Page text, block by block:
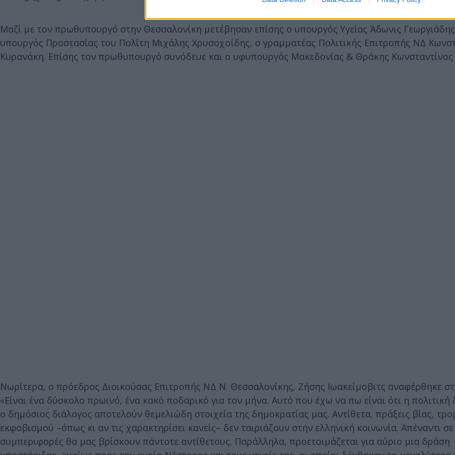
Μαζί με τον πρωθυπουργό στην Θεσσαλονίκη μετέβησαν επίσης ο υπουργός Υγείας Άδωνις
υπουργός Προστασίας του Πολίτη Μιχάλης Χρυσοχοΐδης, ο γραμματέας Πολιτικής Επιτροπής ΝΔ
Κυρανάκη. Επίσης τον πρωθυπουργό συνόδευε και ο υφυπουργός Μακεδονίας & Θράκης Κωνσταντίνος
Νωρίτερα, ο πρόεδρος Διοικούσας Επιτροπής ΝΔ Ν. Θεσσαλονίκης, Ζήσης Ιωακείμοβιτς αναφέρθηκε
«Είναι ένα δύσκολο πρωινό, ένα κακό ποδαρικό για τον μήνα. Αυτό που έχω να πω είναι ότι η πολιτική
ο δημόσιος διάλογος αποτελούν θεμελιώδη στοιχεία της δημοκρατίας μας. Αντίθετα, πράξεις βίας,
εκφοβισμού –όπως κι αν τις χαρακτηρίσει κανείς– δεν ταιριάζουν στην ελληνική κοινωνία. Απέναντι σε
συμπεριφορές θα μας βρίσκουν πάντοτε αντίθετους. Παράλληλα, προετοιμάζεται για αύριο μια δράση